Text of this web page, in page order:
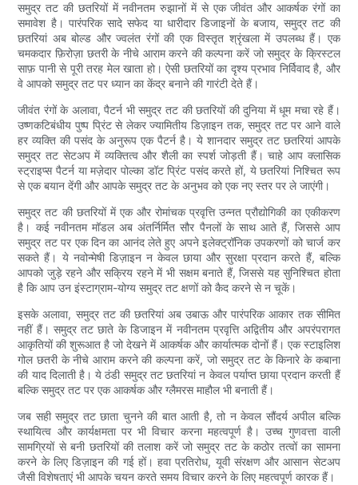
समुद्र तट की छतरियों में नवीनतम रुझानों में से एक जीवंत और आकर्षक रंगों का
समावेश है। पारंपरिक सादे सफेद या धारीदार डिजाइनों के बजाय, समुद्र तट की
छतरियां अब बोल्ड और ज्वलंत रंगों की एक विस्तृत श्रृंखला में उपलब्ध हैं। एक
चमकदार फ़िरोज़ा छतरी के नीचे आराम करने की कल्पना करें जो समुद्र के क्रिस्टल
साफ़ पानी से पूरी तरह मेल खाता हो। ऐसी छतरियों का दृश्य प्रभाव निर्विवाद है, और
वे आपको समुद्र तट पर ध्यान का केंद्र बनाने की गारंटी देते हैं।
जीवंत रंगों के अलावा, पैटर्न भी समुद्र तट की छतरियों की दुनिया में धूम मचा रहे हैं।
उष्णकटिबंधीय पुष्प प्रिंट से लेकर ज्यामितीय डिज़ाइन तक, समुद्र तट पर आने वाले
हर व्यक्ति की पसंद के अनुरूप एक पैटर्न है। ये शानदार समुद्र तट छतरियां आपके
समुद्र तट सेटअप में व्यक्तित्व और शैली का स्पर्श जोड़ती हैं। चाहे आप क्लासिक
स्ट्राइप्स पैटर्न या मज़ेदार पोल्का डॉट प्रिंट पसंद करते हों, ये छतरियां निश्चित रूप
से एक बयान देंगी और आपके समुद्र तट के अनुभव को एक नए स्तर पर ले जाएंगी।
समुद्र तट की छतरियों में एक और रोमांचक प्रवृत्ति उन्नत प्रौद्योगिकी का एकीकरण
है। कई नवीनतम मॉडल अब अंतर्निर्मित सौर पैनलों के साथ आते हैं, जिससे आप
समुद्र तट पर एक दिन का आनंद लेते हुए अपने इलेक्ट्रॉनिक उपकरणों को चार्ज कर
सकते हैं। ये नवोन्मेषी डिज़ाइन न केवल छाया और सुरक्षा प्रदान करते हैं, बल्कि
आपको जुड़े रहने और सक्रिय रहने में भी सक्षम बनाते हैं, जिससे यह सुनिश्चित होता
है कि आप उन इंस्टाग्राम-योग्य समुद्र तट क्षणों को कैद करने से न चूकें।
इसके अलावा, समुद्र तट की छतरियां अब उबाऊ और पारंपरिक आकार तक सीमित
नहीं हैं। समुद्र तट छाते के डिजाइन में नवीनतम प्रवृत्ति अद्वितीय और अपरंपरागत
आकृतियों की शुरूआत है जो देखने में आकर्षक और कार्यात्मक दोनों हैं। एक स्टाइलिश
गोल छतरी के नीचे आराम करने की कल्पना करें, जो समुद्र तट के किनारे के कबाना
की याद दिलाती है। ये ठंडी समुद्र तट छतरियां न केवल पर्याप्त छाया प्रदान करती हैं
बल्कि समुद्र तट पर एक आकर्षक और ग्लैमरस माहौल भी बनाती हैं।
जब सही समुद्र तट छाता चुनने की बात आती है, तो न केवल सौंदर्य अपील बल्कि
स्थायित्व और कार्यक्षमता पर भी विचार करना महत्वपूर्ण है। उच्च गुणवत्ता वाली
सामग्रियों से बनी छतरियों की तलाश करें जो समुद्र तट के कठोर तत्वों का सामना
करने के लिए डिज़ाइन की गई हों। हवा प्रतिरोध, यूवी संरक्षण और आसान सेटअप
जैसी विशेषताएं भी आपके चयन करते समय विचार करने के लिए महत्वपूर्ण कारक हैं।